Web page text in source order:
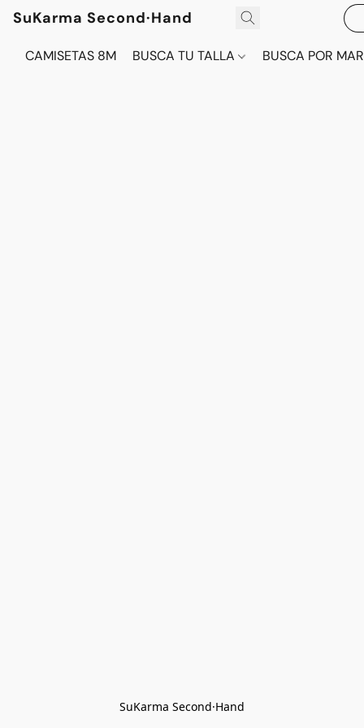
SuKarma Second·Hand
CAMISETAS 8M BUSCA TU TALLA BUSCA POR
SuKarma Second·Hand